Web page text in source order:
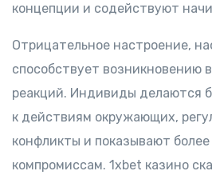
концепции и содействуют
Отрицательное настроение,
способствует возникновению
реакций. Индивиды делаются
к действиям окружающих,
конфликты и показывают
компромиссам. 1xbet казино